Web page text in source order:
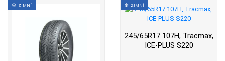
ZIMNÍ ZIMNÍ
245/65R17 107H, Tracmax,
ICE-PLUS S220